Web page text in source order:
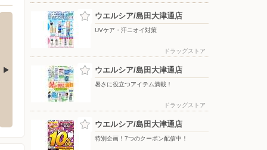
太1-6-25 〒426-0076 静岡県藤枝市内瀬戸116-1
ウエルシア/島田大津通店
UVケア・汗ニオイ対策
ドラッグストア
ウエルシア/島田大津通店
暑さに役立つアイテム満載！
ドラッグストア
ウエルシア/島田大津通店
特別企画！7つのクーポン配信中！